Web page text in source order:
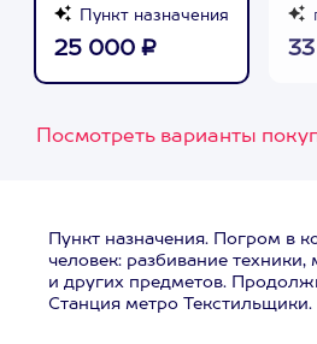
Пункт назначения
25 000 ₽
Посмотреть варианты
Пункт назначения. Погром в
человек: разбивание техники,
и других предметов.
Станция метро Текстильщики.